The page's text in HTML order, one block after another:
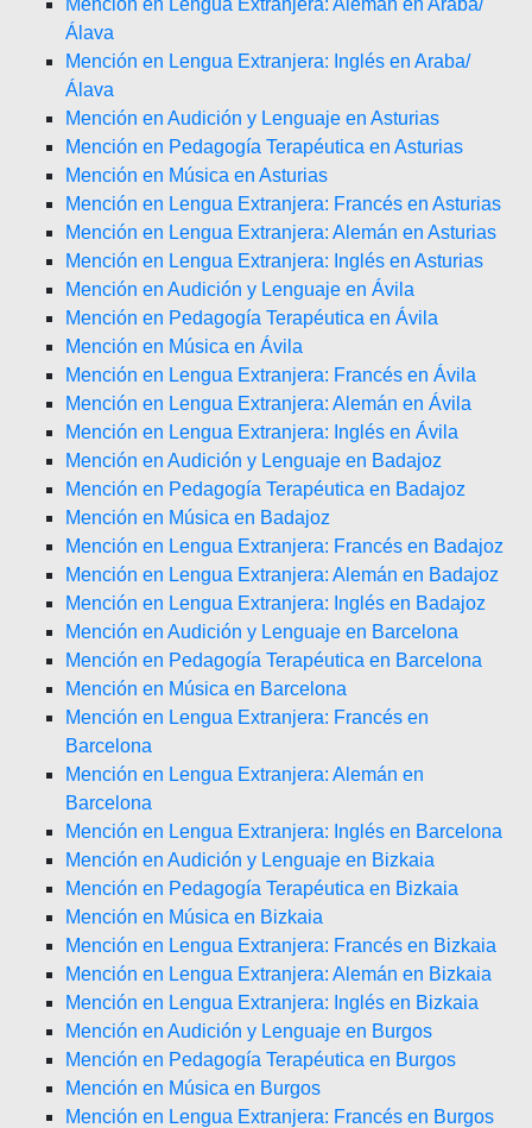
Mención en Lengua Extranjera: Alemán en Araba/
Álava
Mención en Lengua Extranjera: Inglés en Araba/
Álava
Mención en Audición y Lenguaje en Asturias
Mención en Pedagogía Terapéutica en Asturias
Mención en Música en Asturias
Mención en Lengua Extranjera: Francés en Asturias
Mención en Lengua Extranjera: Alemán en Asturias
Mención en Lengua Extranjera: Inglés en Asturias
Mención en Audición y Lenguaje en Ávila
Mención en Pedagogía Terapéutica en Ávila
Mención en Música en Ávila
Mención en Lengua Extranjera: Francés en Ávila
Mención en Lengua Extranjera: Alemán en Ávila
Mención en Lengua Extranjera: Inglés en Ávila
Mención en Audición y Lenguaje en Badajoz
Mención en Pedagogía Terapéutica en Badajoz
Mención en Música en Badajoz
Mención en Lengua Extranjera: Francés en Badajoz
Mención en Lengua Extranjera: Alemán en Badajoz
Mención en Lengua Extranjera: Inglés en Badajoz
Mención en Audición y Lenguaje en Barcelona
Mención en Pedagogía Terapéutica en Barcelona
Mención en Música en Barcelona
Mención en Lengua Extranjera: Francés en
Barcelona
Mención en Lengua Extranjera: Alemán en
Barcelona
Mención en Lengua Extranjera: Inglés en Barcelona
Mención en Audición y Lenguaje en Bizkaia
Mención en Pedagogía Terapéutica en Bizkaia
Mención en Música en Bizkaia
Mención en Lengua Extranjera: Francés en Bizkaia
Mención en Lengua Extranjera: Alemán en Bizkaia
Mención en Lengua Extranjera: Inglés en Bizkaia
Mención en Audición y Lenguaje en Burgos
Mención en Pedagogía Terapéutica en Burgos
Mención en Música en Burgos
Mención en Lengua Extranjera: Francés en Burgos